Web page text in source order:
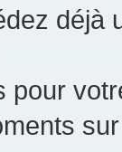
déjà
pour